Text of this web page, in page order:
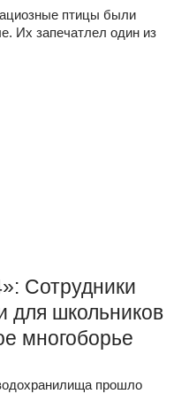
птицы были
Их запечатлел один из
Сотрудники
для школьников
многоборье
прошло